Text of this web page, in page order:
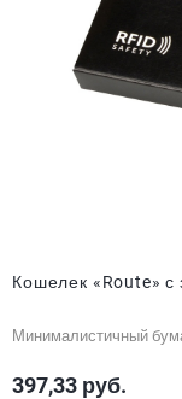
Кошелек «Route» с
Минималистичный
Цена
397,33 руб.